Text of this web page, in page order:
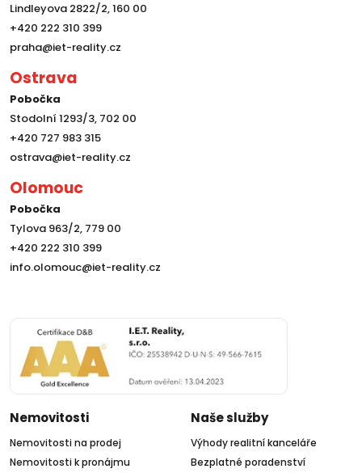
Lindleyova 2822/2, 160 00
+420 222 310 399
praha@iet-reality.cz
Ostrava
Pobočka
Stodolní 1293/3, 702 00
+420 727 983 315
ostrava@iet-reality.cz
Olomouc
Pobočka
Tylova 963/2, 779 00
+420 222 310 399
info.olomouc@iet-reality.cz
Nemovitosti
Nemovitosti na prodej
Nemovitosti k pronájmu
Naše služby
Výhody realitní kanceláře
Bezplatné poradenství